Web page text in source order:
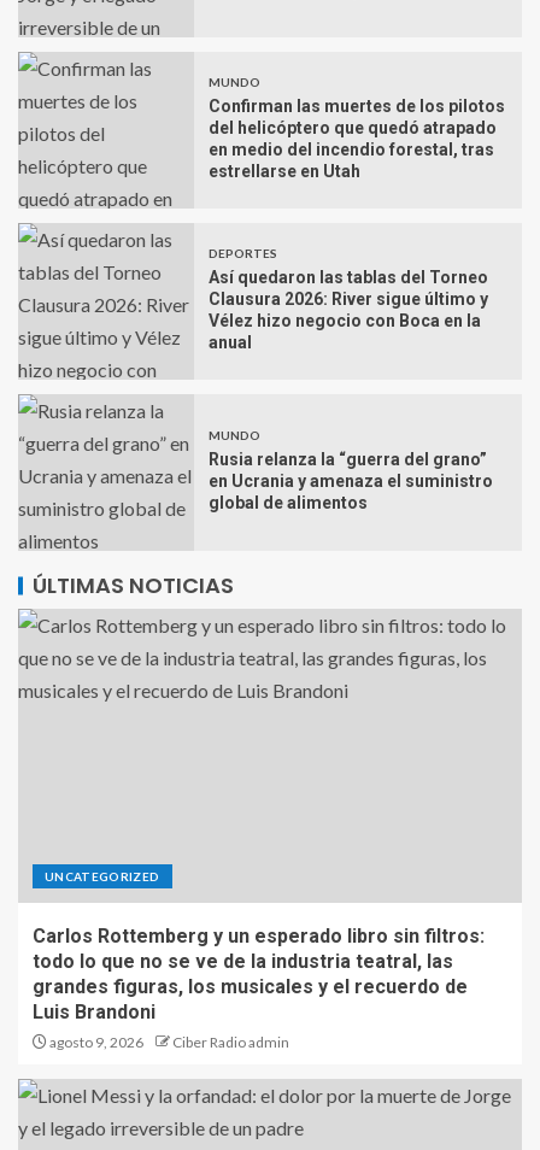
MUNDO
Confirman las muertes de los pilotos
del helicóptero que quedó atrapado
en medio del incendio forestal, tras
estrellarse en Utah
DEPORTES
Así quedaron las tablas del Torneo
Clausura 2026: River sigue último y
Vélez hizo negocio con Boca en la
anual
MUNDO
Rusia relanza la “guerra del grano”
en Ucrania y amenaza el suministro
global de alimentos
ÚLTIMAS NOTICIAS
UNCATEGORIZED
Carlos Rottemberg y un esperado libro sin filtros:
todo lo que no se ve de la industria teatral, las
grandes figuras, los musicales y el recuerdo de
Luis Brandoni
agosto 9, 2026 Ciber Radio admin